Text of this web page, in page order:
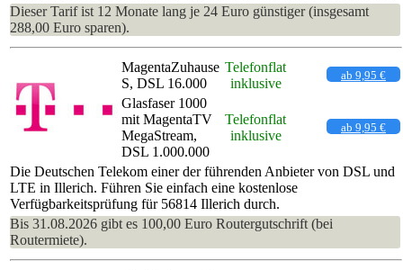
Dieser Tarif ist 12 Monate lang je 24 Euro günstiger (insgesamt
288,00 Euro sparen).
MagentaZuhause
S, DSL 16.000
Telefonflat
inklusive
ab 9,95 €
Glasfaser 1000
mit MagentaTV
MegaStream,
DSL 1.000.000
Telefonflat
inklusive
ab 9,95 €
Die Deutschen Telekom einer der führenden Anbieter von DSL und
LTE in Illerich. Führen Sie einfach eine kostenlose
Verfügbarkeitsprüfung für 56814 Illerich durch.
Bis 31.08.2026 gibt es 100,00 Euro Routergutschrift (bei
Routermiete).